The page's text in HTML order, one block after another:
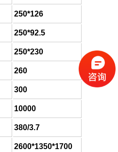
250*126
250*92.5
250*230
260
300
10000
380/3.7
2600*1350*1700